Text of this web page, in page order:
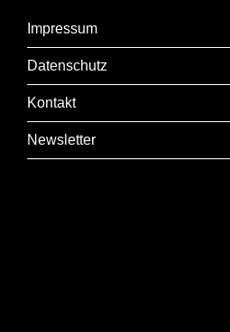
Impressum
Datenschutz
Kontakt
Newsletter